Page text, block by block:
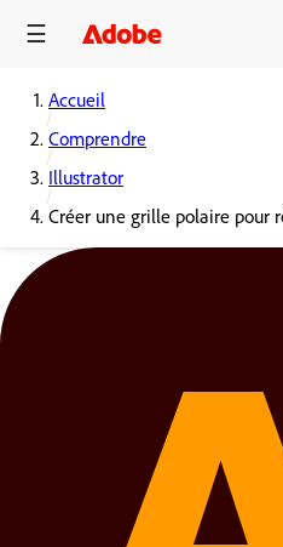
Accueil
Comprendre
Illustrator
Créer une grille polaire pour